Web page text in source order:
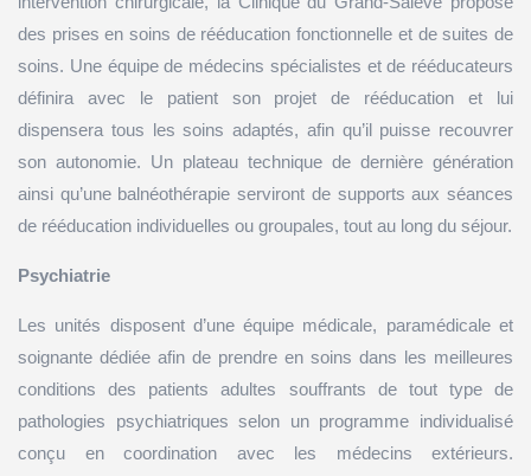
des prises en soins de rééducation fonctionnelle et de suites de
soins. Une équipe de médecins spécialistes et de rééducateurs
définira avec le patient son projet de rééducation et lui
dispensera tous les soins adaptés, afin qu’il puisse recouvrer
son autonomie. Un plateau technique de dernière génération
ainsi qu’une balnéothérapie serviront de supports aux séances
de rééducation individuelles ou groupales, tout au long du séjour.
Psychiatrie
Les unités disposent d’une équipe médicale, paramédicale et
soignante dédiée afin de prendre en soins dans les meilleures
conditions des patients adultes souffrants de tout type de
pathologies psychiatriques selon un programme individualisé
conçu en coordination avec les médecins extérieurs.